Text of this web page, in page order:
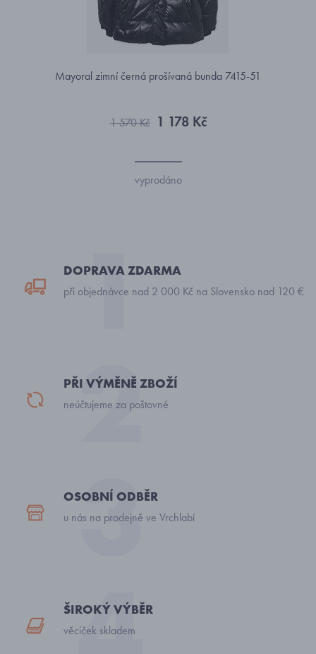
Mayoral zimní černá prošívaná bunda 7415-51
1 570 Kč 1 178 Kč
vyprodáno
DOPRAVA ZDARMA
při objednávce nad 2 000 Kč na Slovensko nad 120 €
PŘI VÝMĚNĚ ZBOŽÍ
neúčtujeme za poštovné
OSOBNÍ ODBĚR
u nás na prodejně ve Vrchlabí
ŠIROKÝ VÝBĚR
věciček skladem